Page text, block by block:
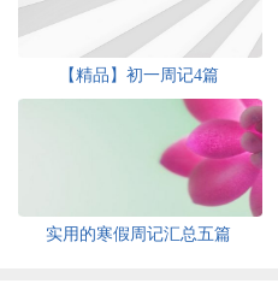
【精品】初一周记4篇
实用的寒假周记汇总五篇